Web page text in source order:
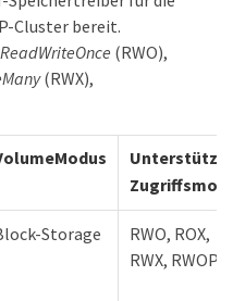
Cluster bereit.
ReadWriteOnce (RWO),
(RWX),
Zugriffsmodi
Storage
RWO, ROX,
RWX, RWOP